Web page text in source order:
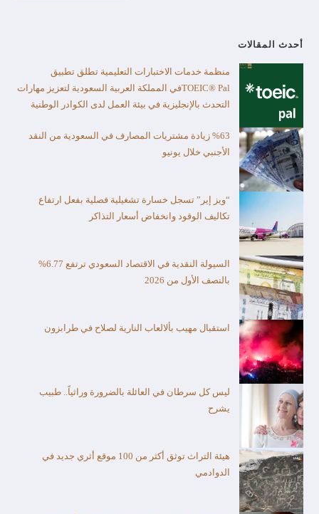
أحدث المقالات
منظمة خدمات الاختبارات التعليمية تطلق تطبيق
TOEIC® Palفي المملكة العربية السعودية لتعزيز مهارات
التحدث بالإنجليزية في بيئة العمل لدى الكوادر الوطنية
%63 زيادة مشتريات المصارف في السعودية من النقد
الأجنبي خلال يونيو
“ويز إير” تسجل خسارة تشغيلية فصلية بفعل ارتفاع
تكاليف الوقود وانخفاض أسعار التذاكر
السيولة النقدية في الاقتصاد السعودي ترتفع 6.77%
بالنصف الأول من 2026
استقبال مهيب بألالعاب النارية لصلاح في طرابزون
ليس كل سرطان في العائلة بالضرورة وراثياً.. طبيب
يشرح
هيئة التراث توثق أكثر من 100 موقع أثري جديد في
الدوادمي